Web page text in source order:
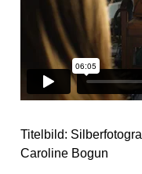
Titelbild:
Caroline Bogun